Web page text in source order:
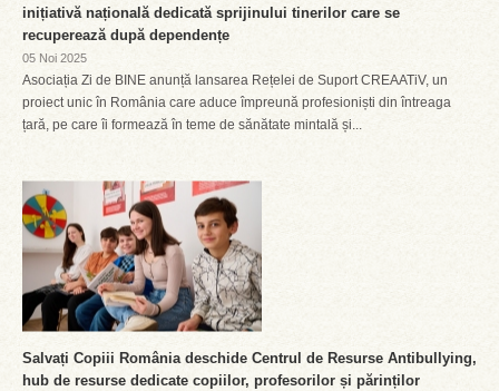
inițiativă națională dedicată sprijinului tinerilor care se
recuperează după dependențe
05 Noi 2025
Asociația Zi de BINE anunță lansarea Rețelei de Suport CREAATiV, un
proiect unic în România care aduce împreună profesioniști din întreaga
țară, pe care îi formează în teme de sănătate mintală și...
Salvați Copiii România deschide Centrul de Resurse Antibullying,
hub de resurse dedicate copiilor, profesorilor și părinților